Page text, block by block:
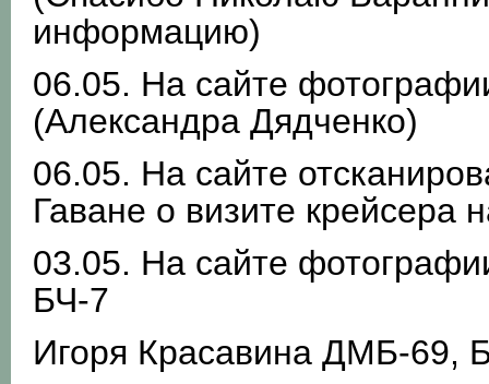
информацию)
06.05. На сайте
(Александра Дядченко)
06.05. На сайте
Гаване о визите крейсера
03.05. На сайте
БЧ-7
Игоря Красавина ДМБ-69,